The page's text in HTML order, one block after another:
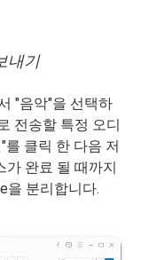
내기
"음악"을 선택하
전송할 특정 오디
클릭 한 다음 저
완료 될 때까지
을 분리합니다.